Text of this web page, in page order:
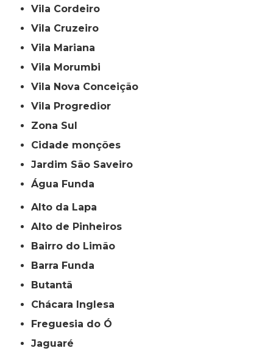
Vila Cordeiro
Vila Cruzeiro
Vila Mariana
Vila Morumbi
Vila Nova Conceição
Vila Progredior
Zona Sul
cidade monções
jardim São Saveiro
Água Funda
Alto da Lapa
Alto de Pinheiros
Bairro do Limão
Barra Funda
Butantã
Chácara Inglesa
Freguesia do Ó
Jaguaré